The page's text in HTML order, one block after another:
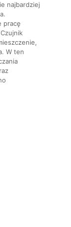
najbardziej
pracę
W ten